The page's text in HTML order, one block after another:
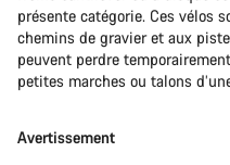
présente catégorie. Ces vélos
chemins de gravier et aux
peuvent perdre
petites marches ou talons
Avertissement